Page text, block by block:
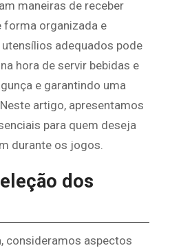
maneiras de receber
forma organizada e
adequados pode
hora de servir bebidas e
e garantindo uma
artigo, apresentamos
para quem deseja
durante os jogos.
dos
consideramos aspectos